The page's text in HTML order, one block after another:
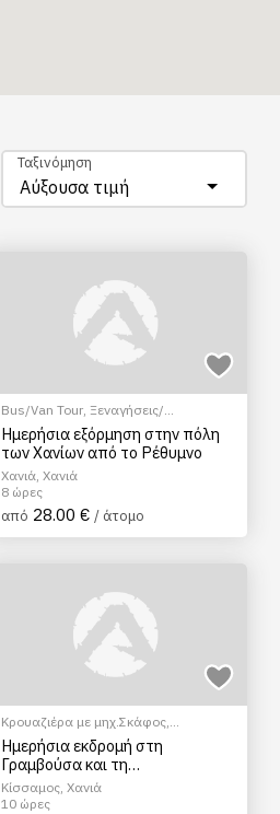
Αύξουσα τιμή
Ταξινόμηση
Bus/Van Tour, Ξεναγήσεις/
Αξιοθέατα
Πεζοπορία Πόλης
Ημερήσια εξόρμηση στην πόλη
των Χανίων από το Ρέθυμνο
Χανιά, Χανιά
8 ώρες
από 28.00 € / άτομο
Κρουαζιέρα με μηχ.Σκάφος,
Ξεναγήσεις/Αξιοθέατα
Ημερήσια εκδρομή στη
Γραμβούσα και τη
λιμνοθάλασσα του Μπάλου
από τα Χανιά
Κίσσαμος, Χανιά
10 ώρες